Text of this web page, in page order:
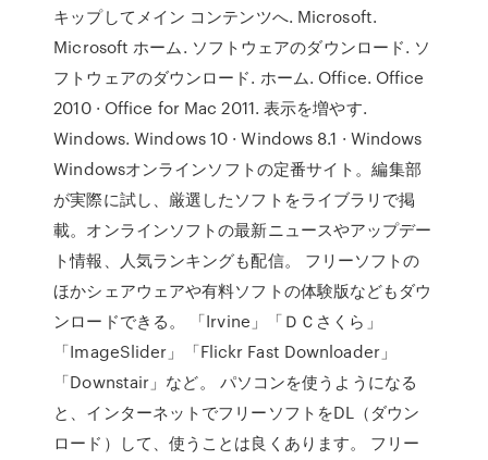
キップしてメイン コンテンツへ. Microsoft.
Microsoft ホーム. ソフトウェアのダウンロード. ソ
フトウェアのダウンロード. ホーム. Office. Office
2010 · Office for Mac 2011. 表示を増やす.
Windows. Windows 10 · Windows 8.1 · Windows
Windowsオンラインソフトの定番サイト。編集部
が実際に試し、厳選したソフトをライブラリで掲
載。オンラインソフトの最新ニュースやアップデー
ト情報、人気ランキングも配信。 フリーソフトの
ほかシェアウェアや有料ソフトの体験版などもダウ
ンロードできる。 「Irvine」「ＤＣさくら」
「ImageSlider」「Flickr Fast Downloader」
「Downstair」など。 パソコンを使うようになる
と、インターネットでフリーソフトをDL（ダウン
ロード）して、使うことは良くあります。 フリー